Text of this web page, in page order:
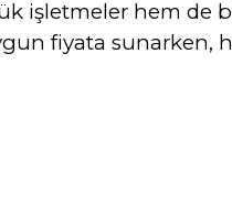
işletmeler hem de
fiyata sunarken,